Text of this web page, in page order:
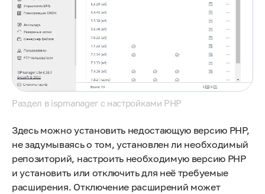
Раздел в ispmanager с настройками PHP
Здесь можно установить недостающую версию PHP,
не задумываясь о том, установлен ли необходимый
репозиторий, настроить необходимую версию PHP
и установить или отключить для неё требуемые
расширения. Отключение расширений может